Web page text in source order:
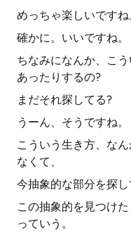
めっちゃ楽しいですね
確かに。いいですね。
ちなみになんか、こ
あったりするの?
まだそれ探してる?
うーん、そうですね。
こういう生き方、な
なくて、
今抽象的な部分を探し
この抽象的を見つけ
っていう。